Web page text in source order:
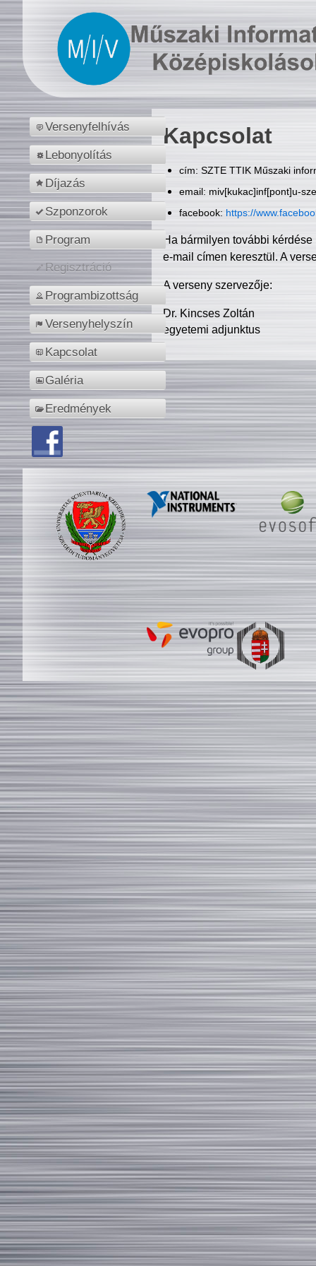
Versenyfelhívás
Lebonyolítás
Díjazás
Szponzorok
Program
Regisztráció
Programbizottság
Versenyhelyszín
Kapcsolat
Galéria
Eredmények
Kapcsolat
cím: SZTE TTIK Műszaki
email: miv[kukac]inf[pont]u-
facebook: https://
Ha bármilyen további
e-mail címen keresztül. A
A verseny szervezője:
Dr. Kincses Zoltán
egyetemi adjunktus